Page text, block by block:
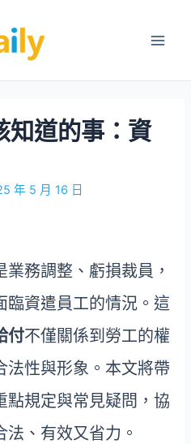
知道的事：資
年 5 月 16 日
務調整、虧損裁員，
臨資遣員工的情況。這
付不僅關係到勞工的權
法性與形象。本文將帶
點規定與常見疑問，協
、有效又省力。